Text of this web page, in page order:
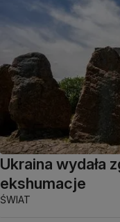
Ukraina wydała
ekshumacje
ŚWIAT